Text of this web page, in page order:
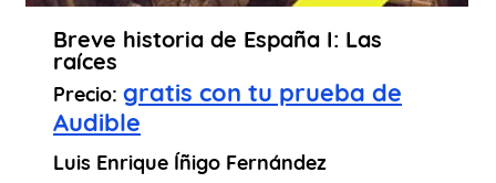
Breve historia de España I: Las
raíces
Precio: gratis con tu prueba de
Audible
Luis Enrique Íñigo Fernández